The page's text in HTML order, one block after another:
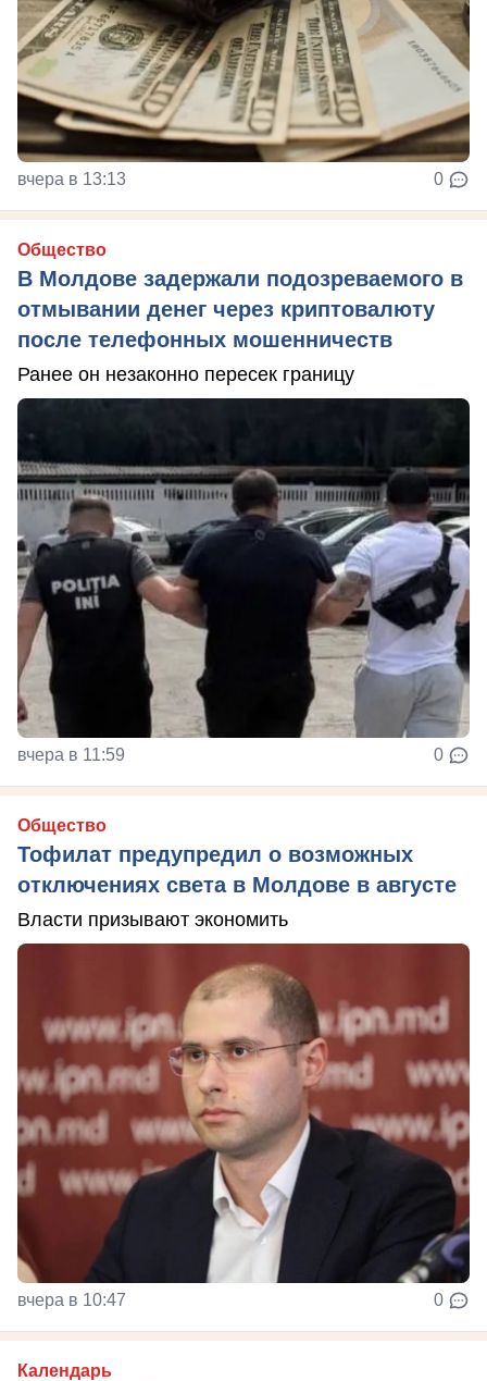
вчера в 13:13 0
Общество
В Молдове задержали подозреваемого в
отмывании денег через криптовалюту
после телефонных мошенничеств
Ранее он незаконно пересек границу
вчера в 11:59 0
Общество
Тофилат предупредил о возможных
отключениях света в Молдове в августе
Власти призывают экономить
вчера в 10:47 0
Календарь